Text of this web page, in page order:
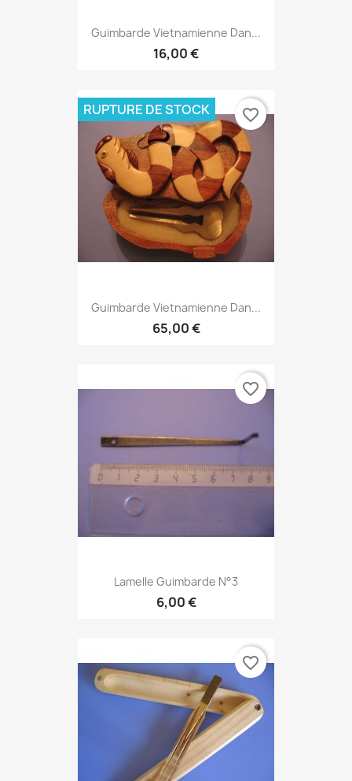
Guimbarde Vietnamienne Dan...
16,00 €
Guimbarde Vietnamienne Dan...
65,00 €
RUPTURE DE STOCK favorite_border
Lamelle Guimbarde N°3
6,00 €
favorite_border
favorite_border